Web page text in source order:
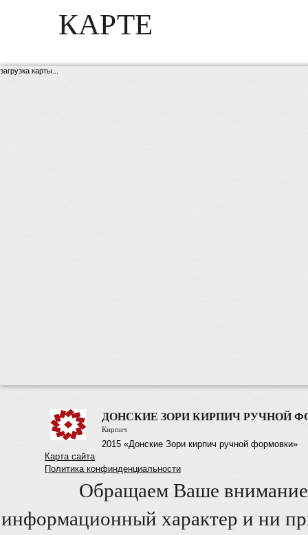
КАРТЕ
загрузка карты...
ДОНСКИЕ ЗОРИ КИРПИЧ РУЧНОЙ
Кирпич
2015 «Донские Зори кирпич ручной формовки»
Карта сайта
Политика конфинденциальности
Обращаем Ваше внимание
информационный характер и ни